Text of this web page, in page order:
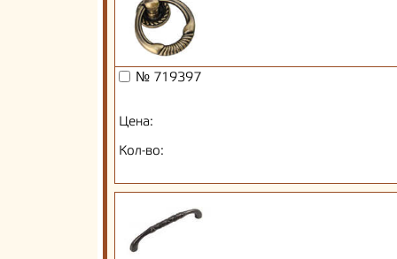
№ 719397
Цена:
Кол-во: